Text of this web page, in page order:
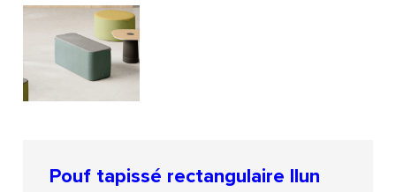
Pouf tapissé rectangulaire Ilun